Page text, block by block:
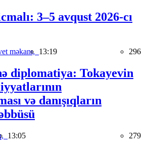
3–5 avqust 2026-cı
məkanı, 13:19 296
diplomatiya: Tokayevin
və danışıqların
13:05 279